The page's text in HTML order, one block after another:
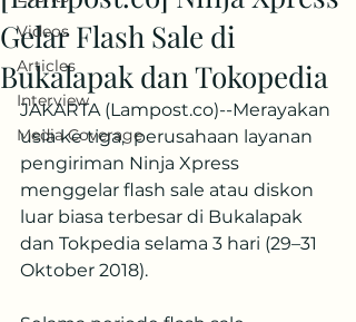
Videos
Articles
Interview
Media Coverage
Gelar Flash Sale di
Bukalapak dan Tokopedia
JAKARTA (Lampost.co)--Merayakan
usia ke tiga,  perusahaan layanan
pengiriman Ninja Xpress
menggelar flash sale atau diskon
luar biasa terbesar di Bukalapak
dan Tokpedia selama 3 hari (29–31
Oktober 2018).